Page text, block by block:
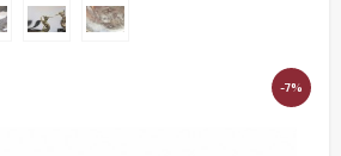
-7%